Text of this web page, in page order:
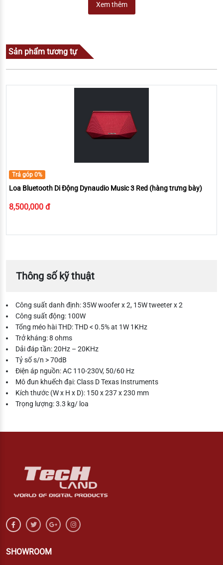
Xem thêm
Sản phẩm tương tự
Trả góp 0%
Loa Bluetooth Di Động Dynaudio Music 3 Red (hàng trưng bày)
8,500,000 đ
Thông số kỹ thuật
Công suất danh định: 35W woofer x 2, 15W tweeter x 2
Công suất động: 100W
Tổng méo hài THD: THD < 0.5% at 1W 1KHz
Trở kháng: 8 ohms
Dải đáp tần: 20Hz – 20KHz
Tỷ số s/n > 70dB
Điện áp nguồn: AC 110-230V, 50/60 Hz
Mô đun khuếch đại: Class D Texas Instruments
Kích thước (W x H x D): 150 x 237 x 230 mm
Trọng lượng: 3.3 kg/ loa
SHOWROOM